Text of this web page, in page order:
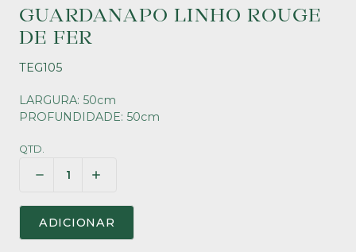
GUARDANAPO LINHO ROUGE
DE FER
TEG105
LARGURA: 50cm
PROFUNDIDADE: 50cm
QTD.
ADICIONAR